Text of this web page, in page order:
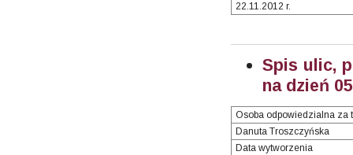
22.11.2012 r.
Spis ulic,
na dzień
Osoba odpowiedzialna za
Danuta Troszczyńska
Data wytworzenia